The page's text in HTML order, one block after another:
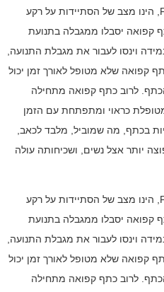
כתף קפואה,FROZEN SHOULDER, הינו מצב של הסתיידות על רקע
יסבלו ממגבלה בתנועת
וינסו לעבור את מגבלת התנועה,
קפואה שלא מטופל לאורך זמן יכול
לרוב כתף קפואה מתחילה
כראוי ומתפתחת עם הזמן
בכתף, מה שמוביל, מלבד לכאב,
יותר אצל נשים, ושכיחותה עולה
כתף קפואה,FROZEN SHOULDER, הינו מצב של הסתיידות על רקע
יסבלו ממגבלה בתנועת
וינסו לעבור את מגבלת התנועה,
קפואה שלא מטופל לאורך זמן יכול
לרוב כתף קפואה מתחילה